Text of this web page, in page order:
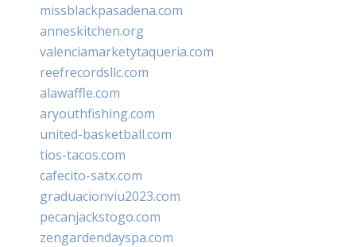
missblackpasadena.com
anneskitchen.org
valenciamarketytaqueria.com
reefrecordsllc.com
alawaffle.com
aryouthfishing.com
united-basketball.com
tios-tacos.com
cafecito-satx.com
graduacionviu2023.com
pecanjackstogo.com
zengardendayspa.com